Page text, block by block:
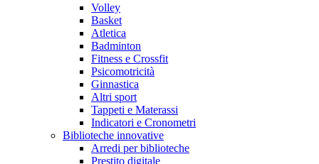
Volley
Basket
Atletica
Badminton
Fitness e Crossfit
Psicomotricità
Ginnastica
Altri sport
Tappeti e Materassi
Indicatori e Cronometri
Biblioteche innovative
Arredi per biblioteche
Prestito digitale